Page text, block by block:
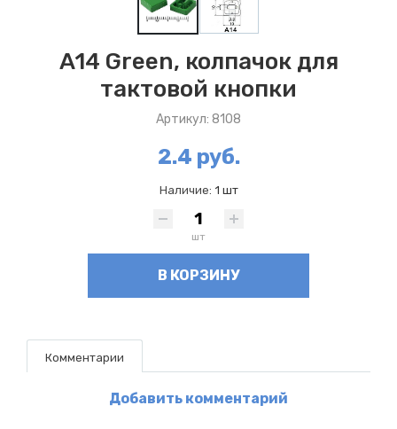
A14 Green, колпачок для
тактовой кнопки
Артикул: 8108
2.4 руб.
Наличие: 1 шт
шт
В КОРЗИНУ
Комментарии
Добавить комментарий